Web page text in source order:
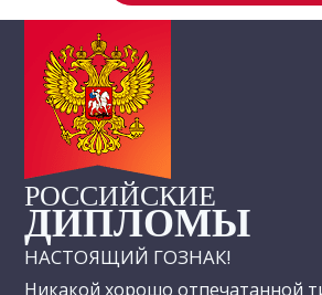
РОССИЙСКИЕ
ДИПЛОМЫ
НАСТОЯЩИЙ ГОЗНАК!
Никакой хорошо отпечатанной